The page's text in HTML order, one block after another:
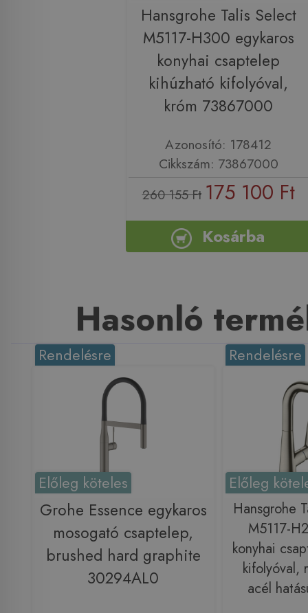
Hansgrohe Talis Select
M5117-H300 egykaros
konyhai csaptelep
kihúzható kifolyóval,
króm 73867000
Azonosító: 178412
Cikkszám: 73867000
260 155 Ft 175 100 Ft
Kosárba
Hasonló
Rendelésre
Előleg köteles
Grohe Essence egykaros
mosogató csaptelep,
brushed hard graphite
30294AL0
Rendelésre
Előleg
Hansgrohe
M5117-
konyhai
kifolyóval,
acél